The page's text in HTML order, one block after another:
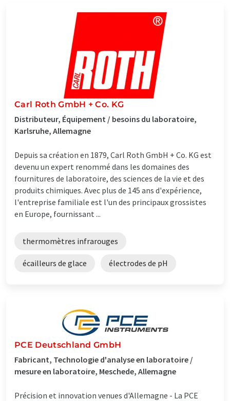
Carl Roth GmbH + Co. KG
Distributeur, Équipement / besoins du laboratoire,
Karlsruhe, Allemagne
Depuis sa création en 1879, Carl Roth GmbH + Co. KG est
devenu un expert renommé dans les domaines des
fournitures de laboratoire, des sciences de la vie et des
produits chimiques. Avec plus de 145 ans d'expérience,
l'entreprise familiale est l'un des principaux grossistes
en Europe, fournissant ...
thermomètres infrarouges
écailleurs de glace électrodes de pH
PCE Deutschland GmbH
Fabricant, Technologie d'analyse en laboratoire /
mesure en laboratoire, Meschede, Allemagne
Précision et innovation venues d'Allemagne - La PCE